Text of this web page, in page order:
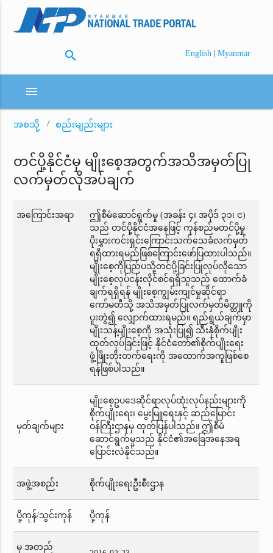
search English | Myanmar
menu
အစသို့ စည်းမျည်းများ
တင်ပို့နိုင်ငံမှ မျိုးစေ့အတွက်အသိအမှတ်ပြု
လက်မှတ်လိုအပ်ချက်
အကြောင်းအရာ
ဤစီမံဆောင်ရွက်မှု (အခန်း ၄၊ အပိုဒ် ၃၁၊ င)
သည် တင်ပို့နိုင်ငံအနေဖြင့် ကုန်စည်မတင်ပို့မှု
ပိုးမွှားကင်းရှင်းကြောင်းသက်သေခံလက်မှတ်
ရရှိထားရမည်ဖြစ်ကြောင်းဖော်ပြထားပါသည်။
မျိုးစေ့ကိုပြည်ပသို့တင်ပို့ခြင်းပြုလုပ်လိုသော
မျိုးစေ့လုပ်ငန်းလိုင်စင်ရရှိသူသည် ထောက်ခံ
ချက်ရရှိရန် မျိုးစေ့ကျွမ်းကျင်မှုဆိုင်ရာ
ကော်မတီသို့ အသိအမှတ်ပြုလက်မှတ်မိတ္ထူကို
ပူးတွဲ၍ လျှောက်ထားရမည်။ ရည်ရွယ်ချက်မှာ
မျိုးသန့်မျိုးစေ့ကို အသုံးပြု၍ သီးနှံစိုက်ပျိုး
ထုတ်လုပ်ခြင်းဖြင့် နိုင်ငံတော်၏စိုက်ပျိုးရေး
ဖွံ့ဖြိုးတိုးတက်ရေးကို အထောက်အကူဖြစ်စေ
ရန်ဖြစ်ပါသည်။
မှတ်ချက်များ
မျိုးစေ့ဥပဒေဆိုင်ရာလုပ်ထုံးလုပ်နည်းများကို
စိုက်ပျိုးရေး၊ မွေးမြူရေးနှင့် ဆည်မြောင်း
ဝန်ကြီးဌာနမှ ထုတ်ပြန်ပါသည်။ ဤစီမံ
ဆောင်ရွက်မှုသည် နိုင်ငံ၏အခြေအနေအရ
ပြောင်းလဲနိုင်သည်။
အဖွဲ့အစည်း စိုက်ပျိုးရေးဦးစီးဌာန
ပို့ကုန်/သွင်းကုန် ပို့ကုန်
မှ အတည်